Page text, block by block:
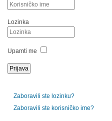
Lozinka
Upamti me
Zaboravili ste lozinku?
Zaboravili ste korisničko ime?